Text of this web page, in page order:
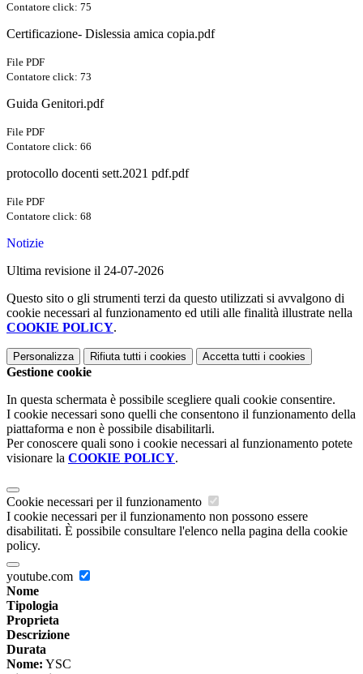
Contatore click: 75
Certificazione- Dislessia amica copia.pdf
File PDF
Contatore click: 73
Guida Genitori.pdf
File PDF
Contatore click: 66
protocollo docenti sett.2021 pdf.pdf
File PDF
Contatore click: 68
Notizie
Ultima revisione il 24-07-2026
Questo sito o gli strumenti terzi da questo utilizzati si avvalgono di
cookie necessari al funzionamento ed utili alle finalità illustrate nella
COOKIE POLICY.
Personalizza Rifiuta tutti i cookies Accetta tutti i cookies
Gestione cookie
In questa schermata è possibile scegliere quali cookie consentire.
I cookie necessari sono quelli che consentono il funzionamento della
piattaforma e non è possibile disabilitarli.
Per conoscere quali sono i cookie necessari al funzionamento potete
visionare la COOKIE POLICY.
Cookie necessari per il funzionamento
I cookie necessari per il funzionamento non possono essere
disabilitati. È possibile consultare l'elenco nella pagina della cookie
policy.
youtube.com
Nome
Tipologia
Proprieta
Descrizione
Durata
Nome: YSC